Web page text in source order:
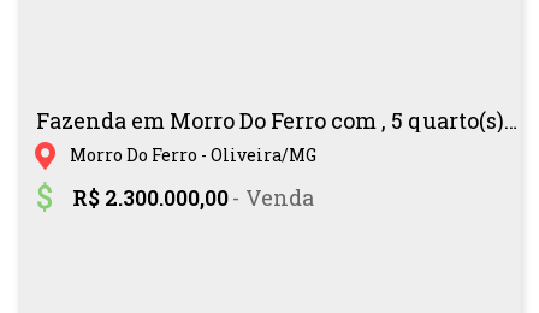
Fazenda em Morro Do Ferro com , 5 quarto(s) , 2 suíte(s)
Morro Do Ferro - Oliveira/MG
R$ 2.300.000,00- Venda